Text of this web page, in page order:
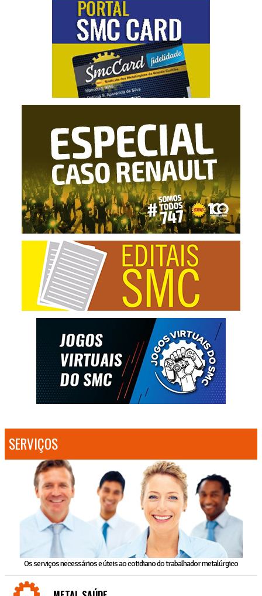
SERVIÇOS
Os serviços necessários e úteis ao cotidiano do trabalhador metalúrgico